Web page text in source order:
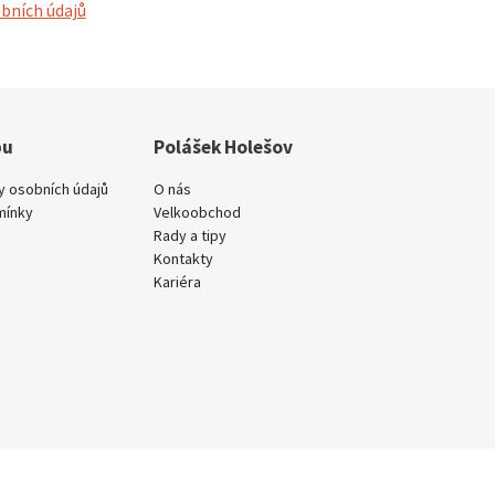
údajů
osobních údajů
Polášek Holešov
O nás
Velkoobchod
Rady a tipy
Kontakty
Kariéra